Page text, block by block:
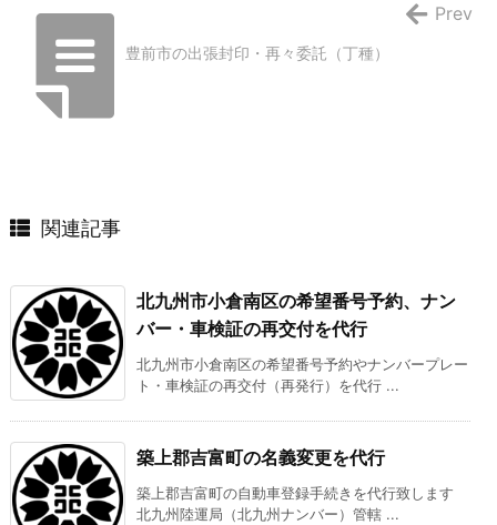
豊前市の出張封印・再々委託（丁種）
Prev
関連記事
北九州市小倉南区の希望番号予約、ナン
バー・車検証の再交付を代行
北九州市小倉南区の希望番号予約やナンバープレー
ト・車検証の再交付（再発行）を代行 ...
築上郡吉富町の名義変更を代行
築上郡吉富町の自動車登録手続きを代行致します
北九州陸運局（北九州ナンバー）管轄 ...